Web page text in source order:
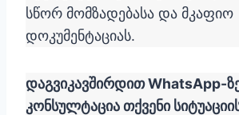
სწორ მომზადებასა და მკაფიო
დოკუმენტაციას.
დაგვიკავშირდით WhatsApp-
კონსულტაცია თქვენი